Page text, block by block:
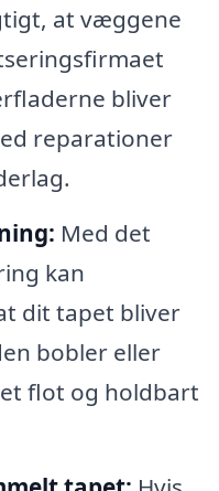
at væggene
bliver
reparationer
Med det
kan
dit tapet bliver
bobler eller
flot og holdbart